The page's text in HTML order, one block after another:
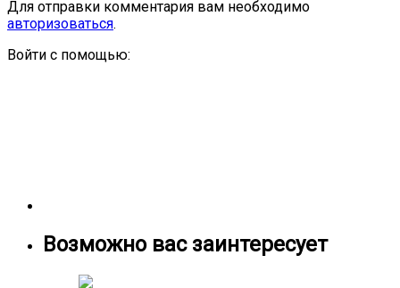
Для отправки комментария вам необходимо
авторизоваться.
Войти с помощью:
Возможно вас заинтересует